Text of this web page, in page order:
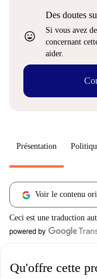
sentiment_very_satisfied
Des doutes
Si vous avez
concernant
aider.
Présentation
Voir le contenu
Ceci est une traduction
Qu'offre cette